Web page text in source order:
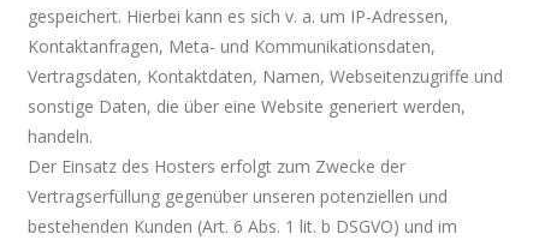
gespeichert. Hierbei kann es sich v. a. um IP-Adressen,
Kontaktanfragen, Meta- und Kommunikationsdaten,
Vertragsdaten, Kontaktdaten, Namen, Webseitenzugriffe und
sonstige Daten, die über eine Website generiert werden,
handeln.
Der Einsatz des Hosters erfolgt zum Zwecke der
Vertragserfüllung gegenüber unseren potenziellen und
bestehenden Kunden (Art. 6 Abs. 1 lit. b DSGVO) und im